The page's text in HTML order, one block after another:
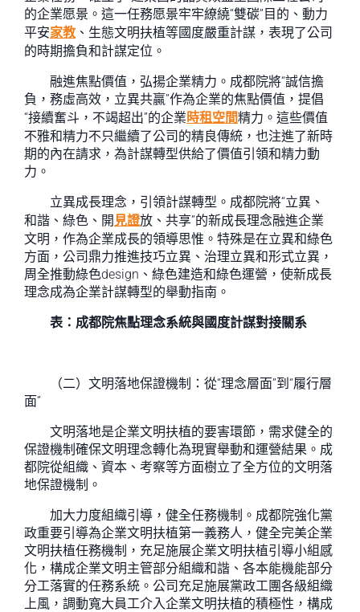
的企業愿景。這一任務愿景牢牢繚繞“雙碳”目的、動力
平安家教 、生態文明扶植等國度嚴重計謀，表現了公司
的時期擔負和計謀定位。
融進焦點價值，弘揚企業精力。成都院將“誠信擔
負，務虛高效，立異共贏”作為企業的焦點價值，提倡
“接續奮斗，不竭超出”的企業時租空間精力。這些價值
不雅和精力不只繼續了公司的精良傳統，也注進了新時
期的內在請求，為計謀轉型供給了價值引領和精力動
力。
立異成長理念，引領計謀轉型。成都院將“立異、
和諧、綠色、開 見證放、共享”的新成長理念融進企業
文明，作為企業成長的領導思惟。特殊是在立異和綠色
方面，公司鼎力推進技巧立異、治理立異和形式立異，
周全推動綠色design、綠色建造和綠色運營，使新成長
理念成為企業計謀轉型的舉動指南。
表：成都院焦點理念系統與國度計謀對接關系
（二）文明落地保證機制：從“理念層面”到“履行層
面”
文明落地是企業文明扶植的要害環節，需求健全的
保證機制確保文明理念轉化為現實舉動和運營結果。成
都院從組織、資本、考察等方面樹立了全方位的文明落
地保證機制。
加大力度組織引導，健全任務機制。成都院強化黨
政重要引導為企業文明扶植第一義務人，健全完美企業
文明扶植任務機制，充足施展企業文明扶植引導小組感
化，構成企業文明主管部分組織和諧、各本能機能部分
分工落實的任務系統。公司充足施展黨政工團各級組織
上風，調動寬大員工介入企業文明扶植的積極性，構成